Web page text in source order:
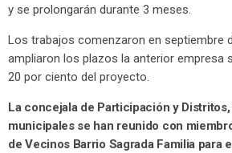
y se prolongarán durante 3 meses.
Los trabajos comenzaron en septiembre
ampliaron los plazos la anterior empresa
20 por ciento del proyecto.
La concejala de Participación y
municipales se han reunido con
de Vecinos Barrio Sagrada Familia para